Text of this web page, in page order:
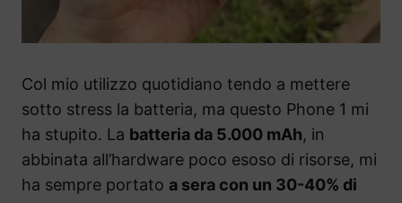
Col mio utilizzo quotidiano tendo a mettere
sotto stress la batteria, ma questo Phone 1 mi
ha stupito. La batteria da 5.000 mAh, in
abbinata all’hardware poco esoso di risorse, mi
ha sempre portato a sera con un 30-40% di